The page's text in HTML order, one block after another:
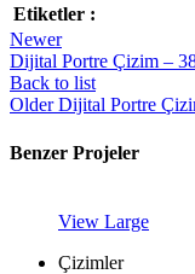
Etiketler :
Newer
Dijital Portre Çizim –
Back to list
Older Dijital Portre
Benzer Projeler
View Large
Çizimler